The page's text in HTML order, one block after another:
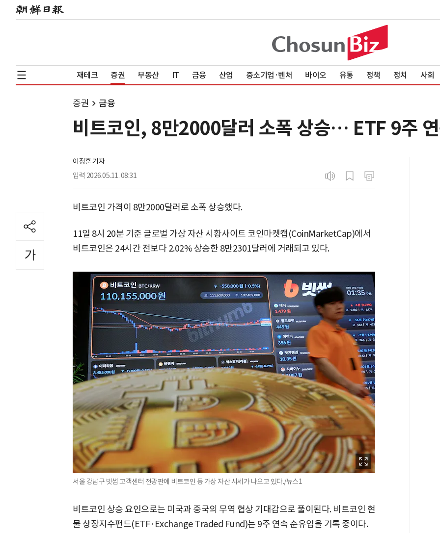
재테크 증권 부동산 IT 금융 산업 중소기업·벤처 바이오 유통 정책 정치 사회
증권 금융
비트코인, 8만2000달러 소폭 상승… ETF 9주
이정훈 기자
입력 2026.05.11. 08:31
비트코인 가격이 8만2000달러로 소폭 상승했다.
11일 8시 20분 기준 글로벌 가상 자산 시황사이트 코인마켓캡(CoinMarketCap)에서
비트코인은 24시간 전보다 2.02% 상승한 8만2301달러에 거래되고 있다.
서울 강남구 빗썸 고객센터 전광판에 비트코인 등 가상 자산 시세가 나오고 있다./뉴스1
비트코인 상승 요인으로는 미국과 중국의 무역 협상 기대감으로 풀이된다. 비트코인 현
물 상장지수펀드(ETF·Exchange Traded Fund)는 9주 연속 순유입을 기록 중이다.